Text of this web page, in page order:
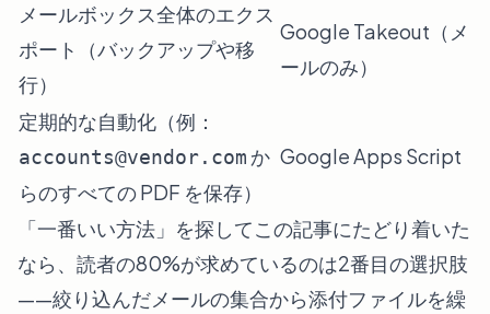
メールボックス全体のエクス
ポート（バックアップや移
行）
Google Takeout（メ
ールのみ）
定期的な自動化（例：
accounts@vendor.com か
らのすべての PDF を保存）
Google Apps Script
「一番いい方法」を探してこの記事にたどり着いた
なら、読者の80%が求めているのは2番目の選択肢
——絞り込んだメールの集合から添付ファイルを繰